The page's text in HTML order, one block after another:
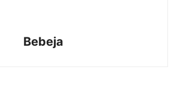
Bebeja